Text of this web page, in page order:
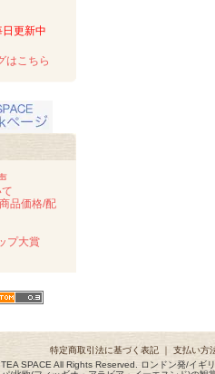
更新中
はこちら
品価格/配
プ大賞
特定商取引法に基づく表記 ｜ 支払い方
SPACE All Rights Reserved. ロンドン発/イギ